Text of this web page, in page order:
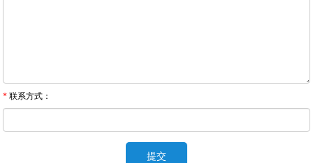
* 联系方式：